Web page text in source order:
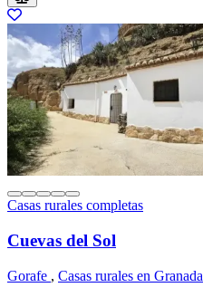
Casas rurales completas
Cuevas del Sol
Gorafe , Casas rurales en Granada